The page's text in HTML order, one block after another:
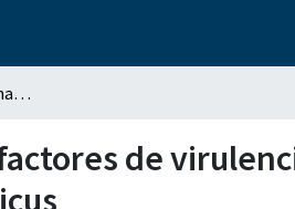
El papel de las hemolisinas como factores de virulencia. El caso de la hemolisina de Gluconacetobacter diazotrophicus
de